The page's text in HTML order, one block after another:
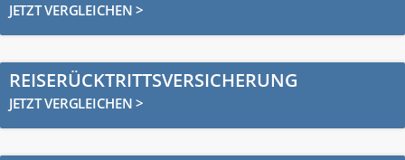
JETZT VERGLEICHEN >
REISERÜCKTRITTSVERSICHERUNG
JETZT VERGLEICHEN >